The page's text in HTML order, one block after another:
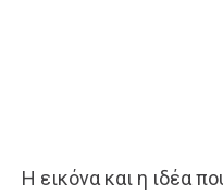
Η εικόνα και η ιδέα